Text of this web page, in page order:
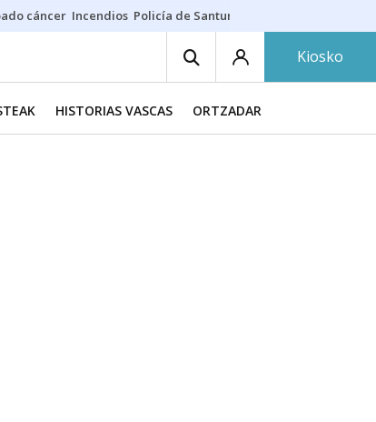
cáncer Incendios Policía de Santurtzi
Kiosko
HISTORIAS VASCAS ORTZADAR